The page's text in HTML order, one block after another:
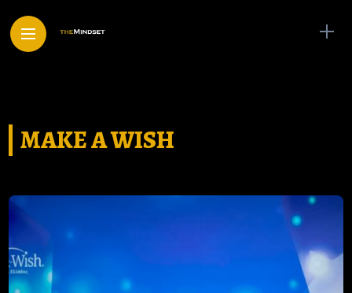
MAKE A WISH